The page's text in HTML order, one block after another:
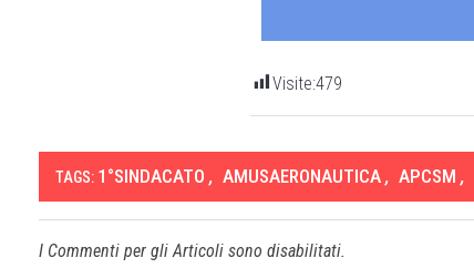
Visite:479
TAGS: 1°SINDACATO , AMUSAERONAUTICA , APCSM ,
I Commenti per gli Articoli sono disabilitati.